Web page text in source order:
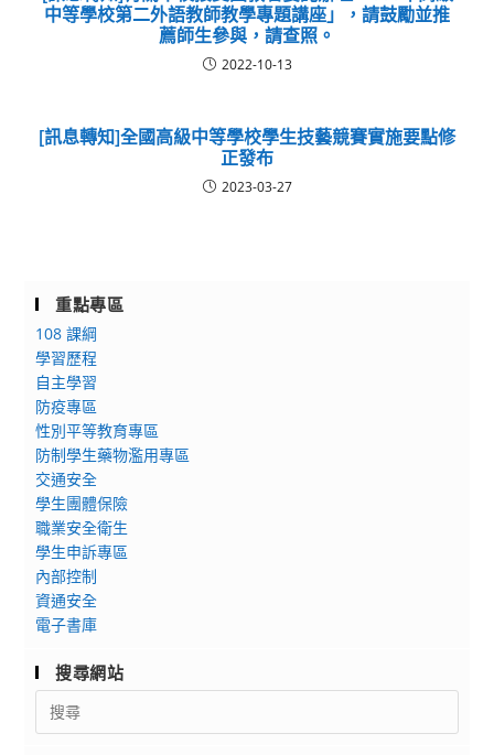
中等學校第二外語教師教學專題講座」，請鼓勵並推
薦師生參與，請查照。
2022-10-13
[訊息轉知]全國高級中等學校學生技藝競賽實施要點修
正發布
2023-03-27
重點專區
108 課綱
學習歷程
自主學習
防疫專區
性別平等教育專區
防制學生藥物濫用專區
交通安全
學生團體保險
職業安全衛生
學生申訴專區
內部控制
資通安全
電子書庫
搜尋網站
Search
for: